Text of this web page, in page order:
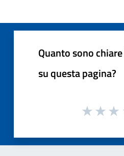
Quanto sono
su questa pagina?